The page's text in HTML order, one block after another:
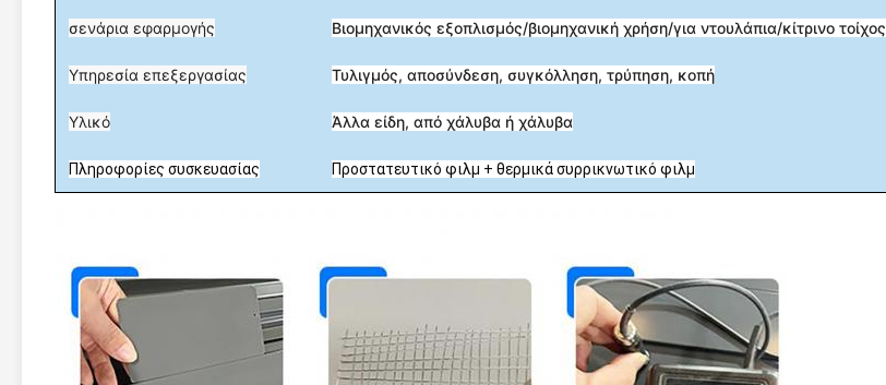
σενάρια εφαρμογής Βιομηχανικός εξοπλισμός/βιομηχανική χρήση/για ντουλάπια/κίτρινο τοίχος
Υπηρεσία επεξεργασίας Τυλιγμός, αποσύνδεση, συγκόλληση, τρύπηση, κοπή
Υλικό Άλλα είδη, από χάλυβα ή χάλυβα
Πληροφορίες συσκευασίας Προστατευτικό φιλμ + θερμικά συρρικνωτικό φιλμ